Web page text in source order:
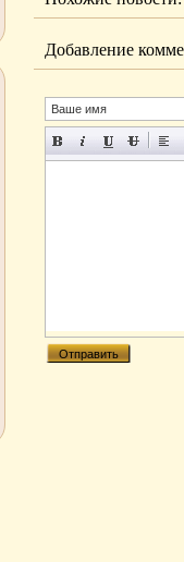
Добавление